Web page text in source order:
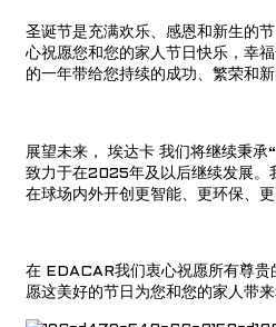
圣诞节是充满欢乐、感恩和新生的
心祝愿您和您的家人节日快乐，幸
的一年带给您持续的成功、繁荣和新
展望未来， 埃达卡我们将继续秉承
致力于在2025年及以后继续发展。
在球场内外开创更智能、更环保、
在 EDACAR我们衷心祝愿所有尊贵
愿这美好的节日为您和您的家人带来